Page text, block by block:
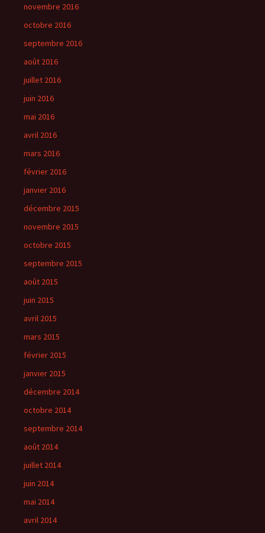
novembre 2016
octobre 2016
septembre 2016
août 2016
juillet 2016
juin 2016
mai 2016
avril 2016
mars 2016
février 2016
janvier 2016
décembre 2015
novembre 2015
octobre 2015
septembre 2015
août 2015
juin 2015
avril 2015
mars 2015
février 2015
janvier 2015
décembre 2014
octobre 2014
septembre 2014
août 2014
juillet 2014
juin 2014
mai 2014
avril 2014